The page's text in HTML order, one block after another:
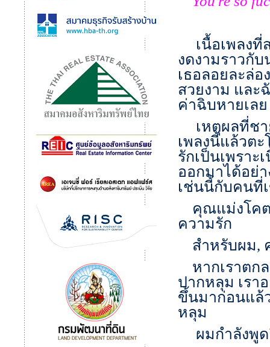
เนื้อเพลงที่
งดงามราวกั
เธอลอยละล่
สวยงาม และ
ค่าฉิบหายเล
เหตุผลที่ชา
เพลงนี้แล้วต
รักเป็นเพราะ
ออกมาได้อย่
เช่นนี้กับคนที่
คุณแม่งโคต
ความรัก
สำหรับผม,
หากเราตก
ปากหลุม เรา
ขึ้นมาก่อนแล้
หลุม
ผมกำลังพูด